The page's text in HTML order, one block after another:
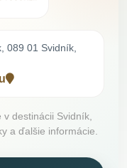
089 01 Svidník,
destinácii Svidník,
a ďalšie informácie.